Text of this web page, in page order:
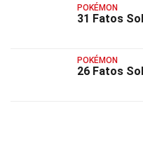
POKÉMON
31 Fatos
POKÉMON
26 Fatos